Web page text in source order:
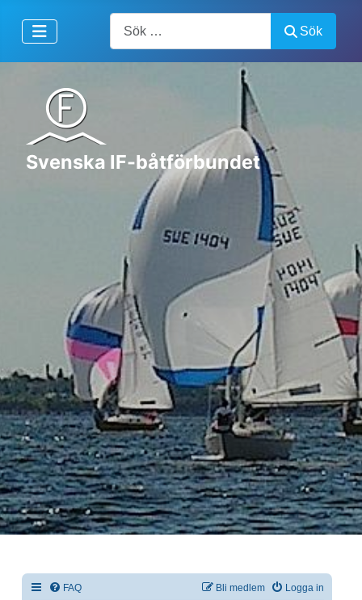
Sök
Svenska IF-båtförbundet
FAQ Logga in
Bli medlem